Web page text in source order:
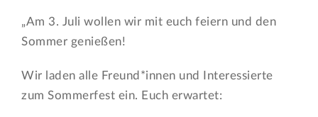
„Am 3. Juli wollen wir mit euch feiern und den
Sommer genießen!
Wir laden alle Freund*innen und Interessierte
zum Sommerfest ein. Euch erwartet: